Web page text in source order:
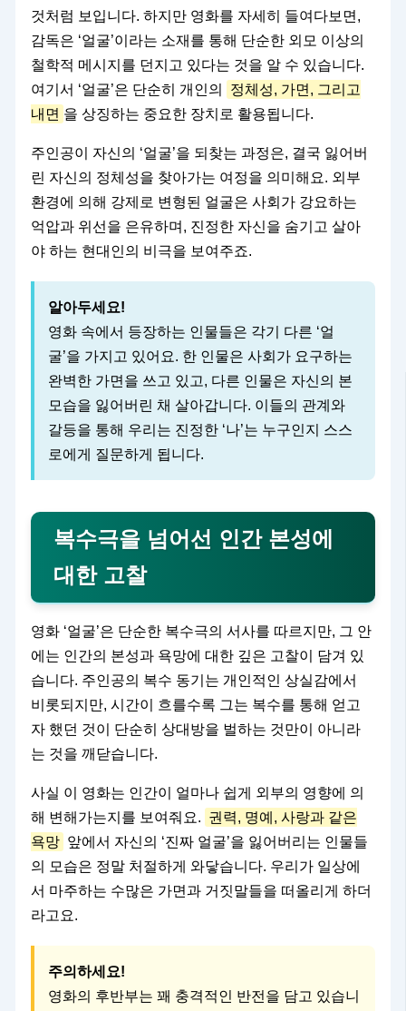
것처럼 보입니다. 하지만 영화를 자세히 들여다보면,
감독은 ‘얼굴’이라는 소재를 통해 단순한 외모 이상의
철학적 메시지를 던지고 있다는 것을 알 수 있습니다.
여기서 ‘얼굴’은 단순히 개인의
정체성, 가면, 그리고
내면 을 상징하는 중요한 장치로 활용됩니다.
주인공이 자신의 ‘얼굴’을 되찾는 과정은, 결국 잃어버
린 자신의 정체성을 찾아가는 여정을 의미해요. 외부
환경에 의해 강제로 변형된 얼굴은 사회가 강요하는
억압과 위선을 은유하며, 진정한 자신을 숨기고 살아
야 하는 현대인의 비극을 보여주죠.
알아두세요!
영화 속에서 등장하는 인물들은 각기 다른 ‘얼
굴’을 가지고 있어요. 한 인물은 사회가 요구하는
완벽한 가면을 쓰고 있고, 다른 인물은 자신의 본
모습을 잃어버린 채 살아갑니다. 이들의 관계와
갈등을 통해 우리는 진정한 ‘나’는 누구인지 스스
로에게 질문하게 됩니다.
복수극을 넘어선 인간 본성에
대한 고찰
영화 ‘얼굴’은 단순한 복수극의 서사를 따르지만, 그 안
에는 인간의 본성과 욕망에 대한 깊은 고찰이 담겨 있
습니다. 주인공의 복수 동기는 개인적인 상실감에서
비롯되지만, 시간이 흐를수록 그는 복수를 통해 얻고
자 했던 것이 단순히 상대방을 벌하는 것만이 아니라
는 것을 깨닫습니다.
사실 이 영화는 인간이 얼마나 쉽게 외부의 영향에 의
해 변해가는지를 보여줘요. 권력, 명예, 사랑과 같은
욕망 앞에서 자신의 ‘진짜 얼굴’을 잃어버리는 인물들
의 모습은 정말 처절하게 와닿습니다. 우리가 일상에
서 마주하는 수많은 가면과 거짓말들을 떠올리게 하더
라고요.
주의하세요!
영화의 후반부는 꽤 충격적인 반전을 담고 있습니